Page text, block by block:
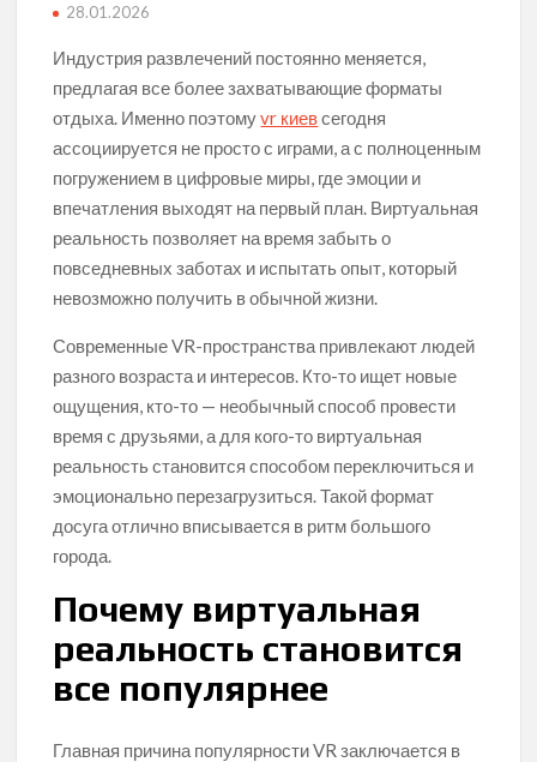
28.01.2026
Индустрия развлечений постоянно меняется,
предлагая все более захватывающие форматы
отдыха. Именно поэтомуvr киевсегодня
ассоциируется не просто с играми, а с полноценным
погружением в цифровые миры, где эмоции и
впечатления выходят на первый план. Виртуальная
реальность позволяет на время забыть о
повседневных заботах и испытать опыт, который
невозможно получить в обычной жизни.
Современные VR-пространства привлекают людей
разного возраста и интересов. Кто-то ищет новые
ощущения, кто-то — необычный способ провести
время с друзьями, а для кого-то виртуальная
реальность становится способом переключиться и
эмоционально перезагрузиться. Такой формат
досуга отлично вписывается в ритм большого
города.
Почему виртуальная
реальность становится
все популярнее
Главная причина популярности VR заключается в